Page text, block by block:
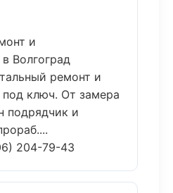
и
Волгоград
ремонт и
под ключ. От замера
подрядчик и
204-79-43